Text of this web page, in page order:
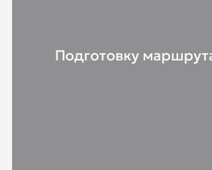
Подготовку